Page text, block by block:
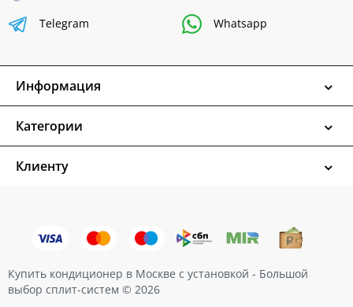
Telegram Whatsapp
Информация
Категории
Клиенту
Купить кондиционер в Москве с установкой - Большой
выбор сплит-систем © 2026